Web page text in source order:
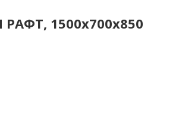
1500x700x850